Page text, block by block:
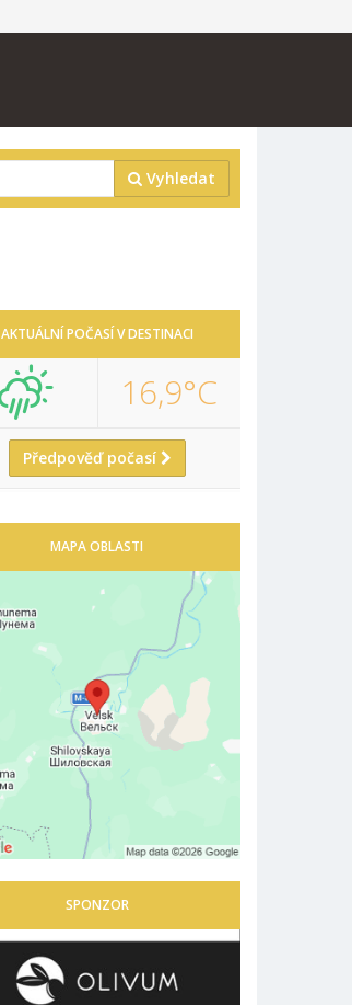
Vyhledat
AKTUÁLNÍ POČASÍ V DESTINACI
16,9°C
Předpověď počasí
MAPA OBLASTI
SPONZOR